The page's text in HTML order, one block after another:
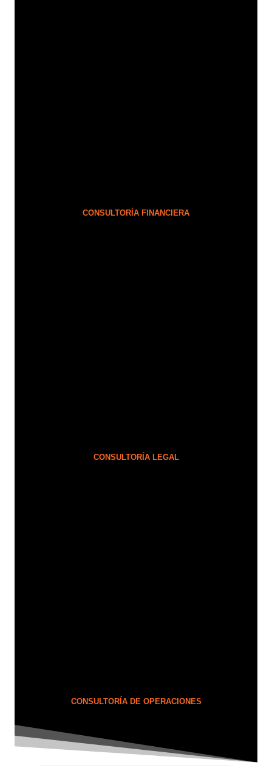
CONSULTORÍA FINANCIERA
CONSULTORÍA LEGAL
CONSULTORÍA DE OPERACIONES